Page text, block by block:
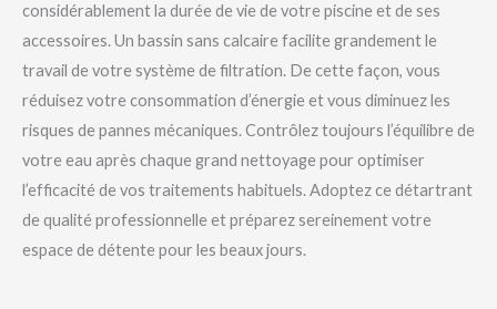
considérablement la durée de vie de votre piscine et de ses
accessoires. Un bassin sans calcaire facilite grandement le
travail de votre système de filtration. De cette façon, vous
réduisez votre consommation d’énergie et vous diminuez les
risques de pannes mécaniques. Contrôlez toujours l’équilibre de
votre eau après chaque grand nettoyage pour optimiser
l’efficacité de vos traitements habituels. Adoptez ce détartrant
de qualité professionnelle et préparez sereinement votre
espace de détente pour les beaux jours.